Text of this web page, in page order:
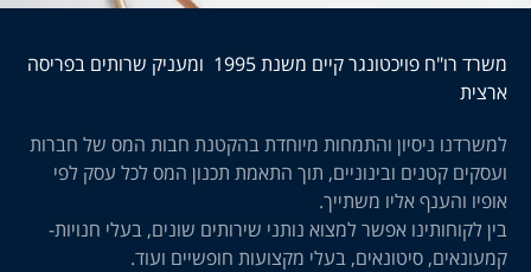
משרד רו"ח פויכטונגר קיים משנת 1995 ומעניק שרותים בפריסה
ארצית
למשרדנו ניסיון והתמחות מיוחדת בהקטנת חבות המס של חברות
ועסקים קטנים ובינוניים, תוך התאמת תכנון המס לכל עסק לפי
אופיו והענף אליו משתייך.
בין לקוחותינו אפשר למצוא נותני שירותים שונים, בעלי חנויות-
קמעונאים, סיטונאים, בעלי מקצועות חופשיים ועוד.